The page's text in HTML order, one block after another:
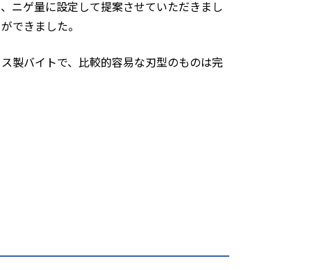
ニゲ量に設定して提案させていただきまし
できました。
製バイトで、比較的容易な刃型のものは完